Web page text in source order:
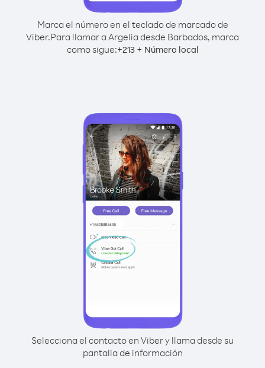
Marca el número en el teclado de marcado de
Viber.Para llamar a Argelia desde Barbados, marca
como sigue:+213+ Número local
Selecciona el contacto en Viber y llama desde su
pantalla de información